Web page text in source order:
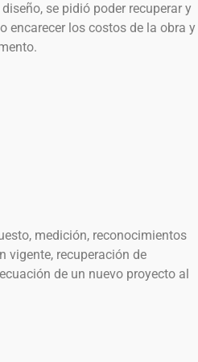
se pidió poder recuperar y
encarecer los costos de la obra y
medición, reconocimientos
vigente, recuperación de
de un nuevo proyecto al